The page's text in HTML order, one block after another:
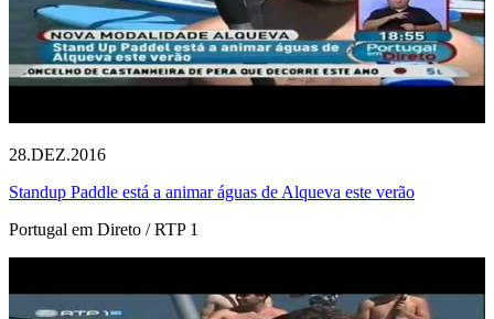
28.DEZ.2016
Standup Paddle está a animar águas de Alqueva este verão
Portugal em Direto / RTP 1